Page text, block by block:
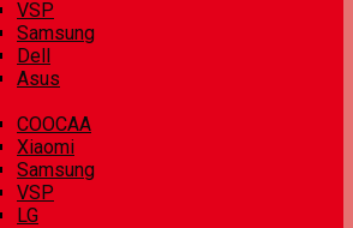
VSP
Samsung
Dell
Asus
COOCAA
Xiaomi
Samsung
VSP
LG